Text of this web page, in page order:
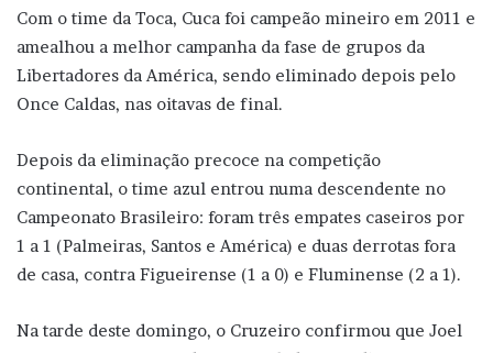
Com o time da Toca, Cuca foi campeão mineiro em 2011 e
amealhou a melhor campanha da fase de grupos da
Libertadores da América, sendo eliminado depois pelo
Once Caldas, nas oitavas de final.
Depois da eliminação precoce na competição
continental, o time azul entrou numa descendente no
Campeonato Brasileiro: foram três empates caseiros por
1 a 1 (Palmeiras, Santos e América) e duas derrotas fora
de casa, contra Figueirense (1 a 0) e Fluminense (2 a 1).
Na tarde deste domingo, o Cruzeiro confirmou que Joel